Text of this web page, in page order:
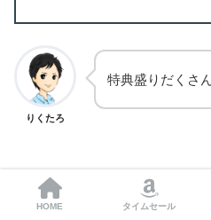
りくたろ
特典盛りだくさ
HOME タイムセール